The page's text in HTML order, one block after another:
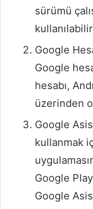
sürümü
Google
Google
hesabı,
üzerinden
Google
kullanmak
Google
Google